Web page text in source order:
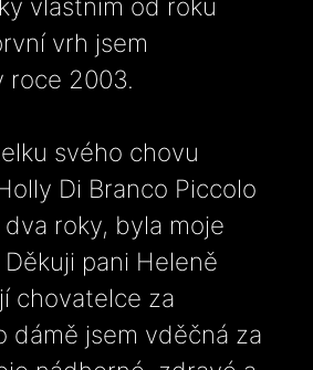
vlastním od roku
vrh jsem
roce 2003.
svého chovu
Di Branco Piccolo
roky, byla moje
pani Heleně
chovatelce za
dámě jsem vděčná za